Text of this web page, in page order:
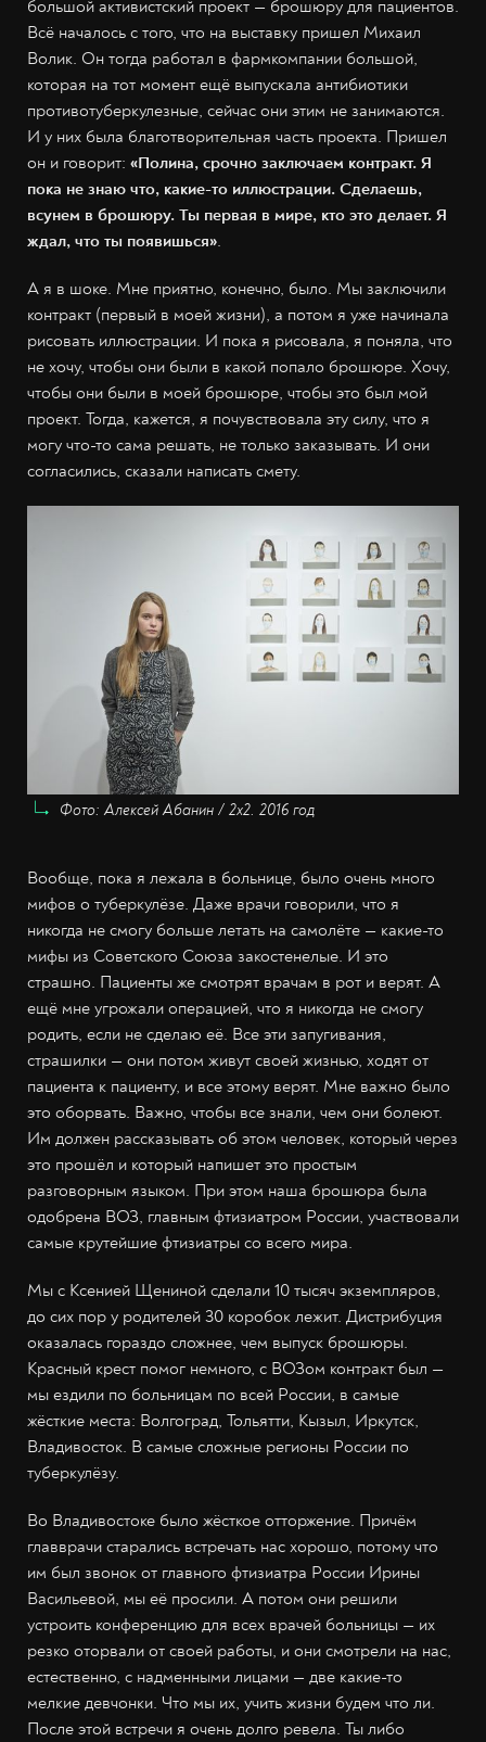
большой активистский проект — брошюру для пациентов.
Всё началось с того, что на выставку пришел Михаил
Волик. Он тогда работал в фармкомпании большой,
которая на тот момент ещё выпускала антибиотики
противотуберкулезные, сейчас они этим не занимаются.
И у них была благотворительная часть проекта. Пришел
он и говорит: «Полина, срочно заключаем контракт. Я
пока не знаю что, какие-то иллюстрации. Сделаешь,
всунем в брошюру. Ты первая в мире, кто это делает. Я
ждал, что ты появишься».
А я в шоке. Мне приятно, конечно, было. Мы заключили
контракт (первый в моей жизни), а потом я уже начинала
рисовать иллюстрации. И пока я рисовала, я поняла, что
не хочу, чтобы они были в какой попало брошюре. Хочу,
чтобы они были в моей брошюре, чтобы это был мой
проект. Тогда, кажется, я почувствовала эту силу, что я
могу что-то сама решать, не только заказывать. И они
согласились, сказали написать смету.
Фото: Алексей Абанин / 2х2. 2016 год
Вообще, пока я лежала в больнице, было очень много
мифов о туберкулёзе. Даже врачи говорили, что я
никогда не смогу больше летать на самолёте — какие-то
мифы из Советского Союза закостенелые. И это
страшно. Пациенты же смотрят врачам в рот и верят. А
ещё мне угрожали операцией, что я никогда не смогу
родить, если не сделаю её. Все эти запугивания,
страшилки — они потом живут своей жизнью, ходят от
пациента к пациенту, и все этому верят. Мне важно было
это оборвать. Важно, чтобы все знали, чем они болеют.
Им должен рассказывать об этом человек, который через
это прошёл и который напишет это простым
разговорным языком. При этом наша брошюра была
одобрена ВОЗ, главным фтизиатром России, участвовали
самые крутейшие фтизиатры со всего мира.
Мы с Ксенией Щениной сделали 10 тысяч экземпляров,
до сих пор у родителей 30 коробок лежит. Дистрибуция
оказалась гораздо сложнее, чем выпуск брошюры.
Красный крест помог немного, с ВОЗом контракт был —
мы ездили по больницам по всей России, в самые
жёсткие места: Волгоград, Тольятти, Кызыл, Иркутск,
Владивосток. В самые сложные регионы России по
туберкулёзу.
Во Владивостоке было жёсткое отторжение. Причём
главврачи старались встречать нас хорошо, потому что
им был звонок от главного фтизиатра России Ирины
Васильевой, мы её просили. А потом они решили
устроить конференцию для всех врачей больницы — их
резко оторвали от своей работы, и они смотрели на нас,
естественно, с надменными лицами — две какие-то
мелкие девчонки. Что мы их, учить жизни будем что ли.
После этой встречи я очень долго ревела. Ты либо